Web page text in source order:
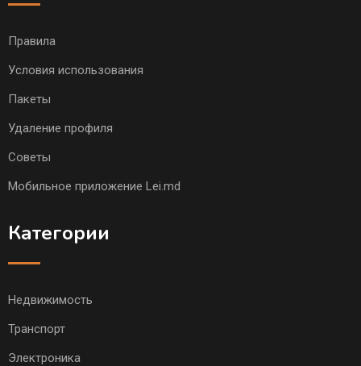
Правила
Условия использования
Пакеты
Удаление профиля
Советы
Мобильное приложение Lei.md
Категории
Недвижимость
Транспорт
Электроника